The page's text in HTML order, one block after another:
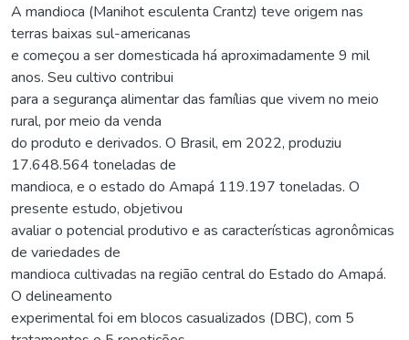
A mandioca (Manihot esculenta Crantz) teve origem nas
terras baixas sul-americanas
e começou a ser domesticada há aproximadamente 9 mil
anos. Seu cultivo contribui
para a segurança alimentar das famílias que vivem no meio
rural, por meio da venda
do produto e derivados. O Brasil, em 2022, produziu
17.648.564 toneladas de
mandioca, e o estado do Amapá 119.197 toneladas. O
presente estudo, objetivou
avaliar o potencial produtivo e as características agronômicas
de variedades de
mandioca cultivadas na região central do Estado do Amapá.
O delineamento
experimental foi em blocos casualizados (DBC), com 5